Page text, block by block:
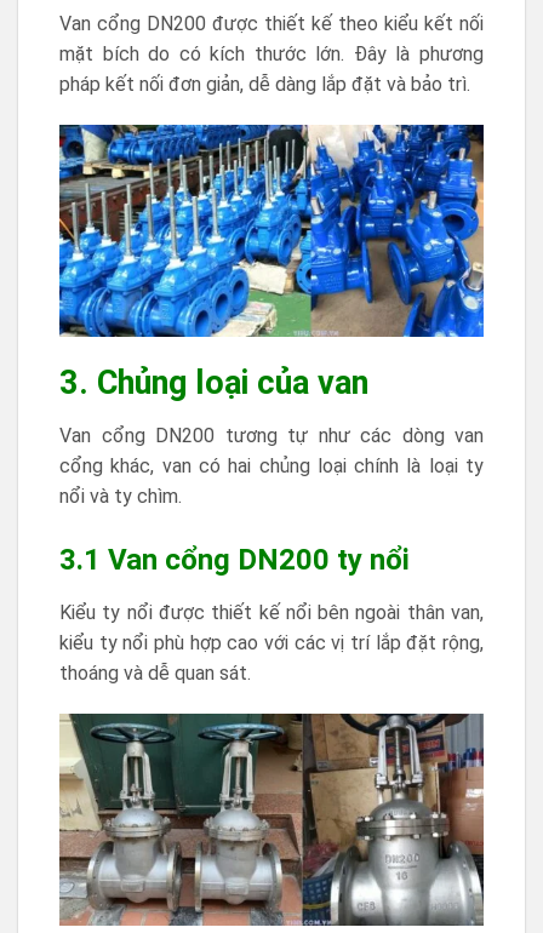
Van cổng DN200 được thiết kế theo kiểu kết nối
mặt bích do có kích thước lớn. Đây là phương
pháp kết nối đơn giản, dễ dàng lắp đặt và bảo trì.
3. Chủng loại của van
Van cổng DN200 tương tự như các dòng van
cổng khác, van có hai chủng loại chính là loại ty
nổi và ty chìm.
3.1 Van cổng DN200 ty nổi
Kiểu ty nổi được thiết kế nổi bên ngoài thân van,
kiểu ty nổi phù hợp cao với các vị trí lắp đặt rộng,
thoáng và dễ quan sát.